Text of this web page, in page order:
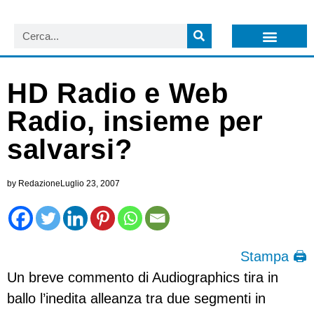
HD Radio e Web
Radio, insieme per
salvarsi?
by Redazione Luglio 23, 2007
Stampa 🖨
Un breve commento di Audiographics tira in
ballo l’inedita alleanza tra due segmenti in